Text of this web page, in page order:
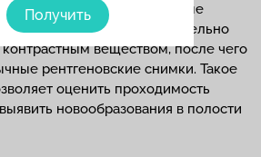
Получить
котором исследуются полые
трубы. Предварительно
веществом, после чего
рентгеновские снимки. Такое
оценить проходимость
новообразования в полости